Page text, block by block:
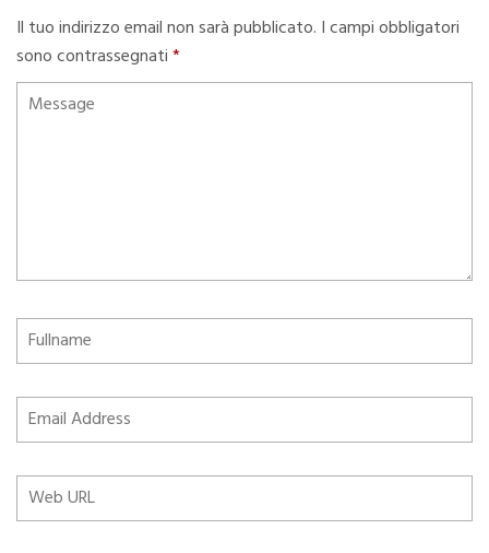
Il tuo indirizzo email non sarà pubblicato. I campi obbligatori
sono contrassegnati*